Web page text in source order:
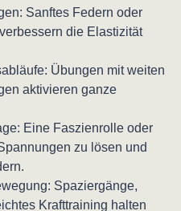
Sanftes Federn oder
die Elastizität
Übungen mit weiten
aktivieren ganze
Eine Faszienrolle oder
zu lösen und
Spaziergänge,
Krafttraining halten